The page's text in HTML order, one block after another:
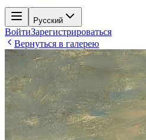
Русский
ВойтиЗарегистрироваться
Вернуться в галерею